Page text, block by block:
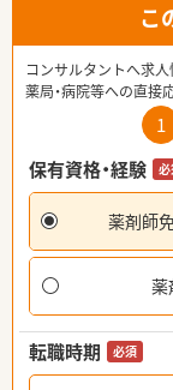
こ
コンサルタントへ求
薬局・病院等への直接
1
保有資格・経験
薬剤師
薬
転職時期 必須